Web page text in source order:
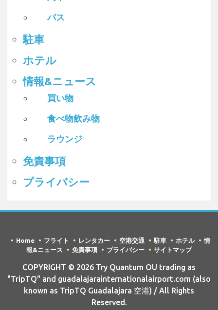
バス
駐車
ホテル
情報&ニュース
買い物
食べ物飲み物
ラウンジ
免責事項
プライバシー
Home フライト レンタカー 空港交通 駐車 ホテル
情
報&ニュース
免責事項 プライバシー サイトマップ
COPYRIGHT © 2026 Try Quantum OU trading as
"TripTQ" and guadalajarainternationalairport.com (also
known as TripTQ Guadalajara 空港) / All Rights
Reserved.